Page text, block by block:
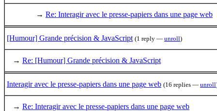
→ Re: Interagir avec le presse-papiers dans une page web
[Humour] Grande précision & JavaScript (1 reply — unroll)
→ Re: [Humour] Grande précision & JavaScript
Interagir avec le presse-papiers dans une page web (16 replies — unroll
→ Re: Interagir avec le presse-papiers dans une page web